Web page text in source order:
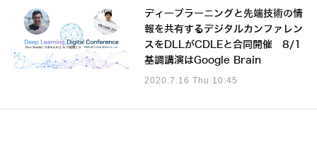
ディープラーニングと先端技術の情
報を共有するデジタルカンファレン
スをDLLがCDLEと合同開催 8/1
基調講演はGoogle Brain
2020.7.16 Thu 10:45